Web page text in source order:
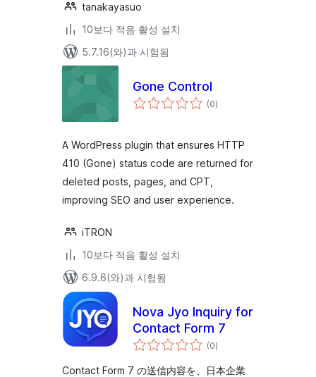
tanakayasuo
10보다 적음 활성 설치
5.7.16(와)과 시험됨
Gone Control
(0전
체)
A WordPress plugin that ensures HTTP
410 (Gone) status code are returned for
deleted posts, pages, and CPT,
improving SEO and user experience.
iTRON
10보다 적음 활성 설치
6.9.6(와)과 시험됨
Nova Jyo Inquiry for
Contact Form 7
(0전
체
점
)
Contact Form 7 の送信内容を、日本企業